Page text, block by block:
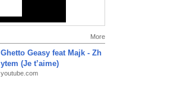
More
Ghetto Geasy feat Majk - Zh
ytem (Je t’aime)
youtube.com